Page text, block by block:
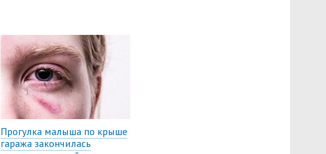
Прогулка малыша по крыше
гаража закончилась